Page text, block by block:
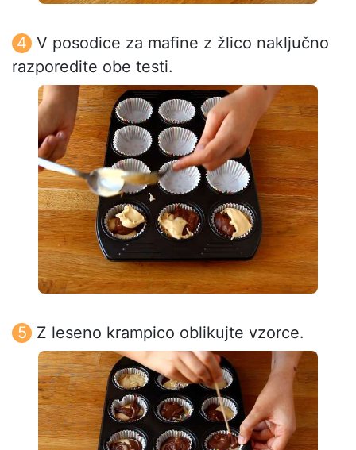
V posodice za mafine z žlico naključno
razporedite obe testi.
Z leseno krampico oblikujte vzorce.